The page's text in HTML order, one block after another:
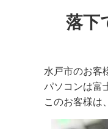
落下
水戸市のお客
パソコンは富
このお客様は